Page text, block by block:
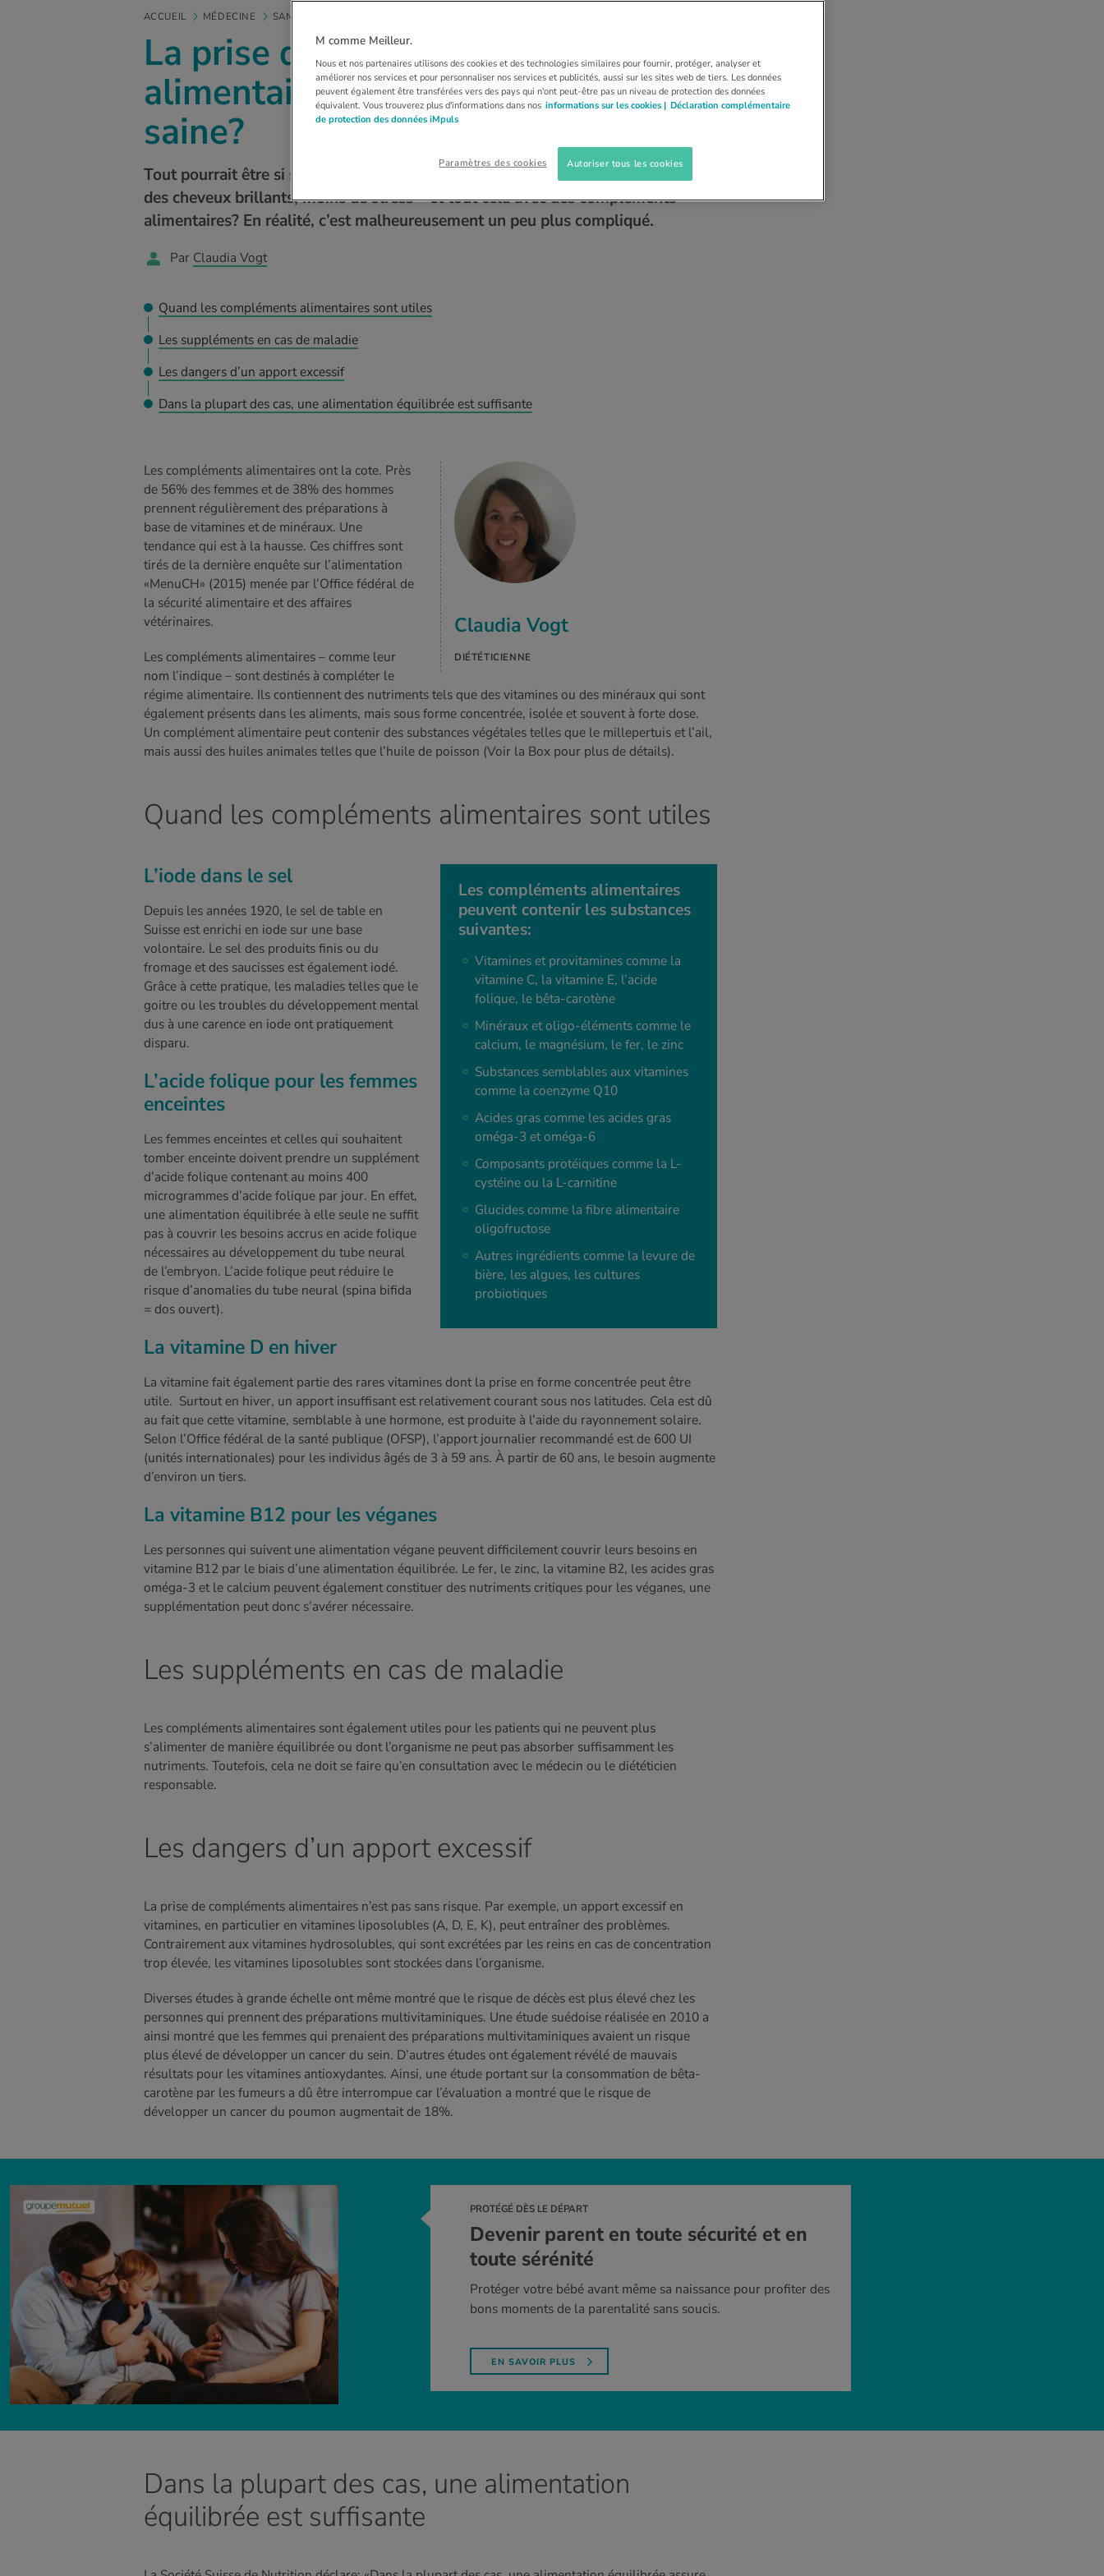
ACCUEIL MÉDECINE SANTÉ DES FEMMES
La prise de compléments
alimentaires est-elle vraiment
saine?
Tout pourrait être si simple: un système immunitaire résistant, de beaux ongles,
des cheveux brillants, moins de stress – et tout cela avec des compléments
alimentaires? En réalité, c’est malheureusement un peu plus compliqué.
Par Claudia Vogt
Quand les compléments alimentaires sont utiles
Les suppléments en cas de maladie
Les dangers d’un apport excessif
Dans la plupart des cas, une alimentation équilibrée est suffisante
EN SAVOIR
PLUS
Claudia Vogt
DIÉTÉTICIENNE
Les compléments alimentaires ont la cote. Près
de 56% des femmes et de 38% des hommes
prennent régulièrement des préparations à
base de vitamines et de minéraux. Une
tendance qui est à la hausse. Ces chiffres sont
tirés de la dernière enquête sur l’alimentation
«MenuCH» (2015) menée par l’Office fédéral de
la sécurité alimentaire et des affaires
vétérinaires.
Les compléments alimentaires – comme leur
nom l’indique – sont destinés à compléter le
régime alimentaire. Ils contiennent des nutriments tels que des vitamines ou des minéraux qui sont
également présents dans les aliments, mais sous forme concentrée, isolée et souvent à forte dose.
Un complément alimentaire peut contenir des substances végétales telles que le millepertuis et l’ail,
mais aussi des huiles animales telles que l’huile de poisson (Voir la Box pour plus de détails).
Quand les compléments alimentaires sont utiles
Les compléments alimentaires
peuvent contenir les substances
suivantes:
Vitamines et provitamines comme la
vitamine C, la vitamine E, l’acide
folique, le bêta-carotène
Minéraux et oligo-éléments comme le
calcium, le magnésium, le fer, le zinc
Substances semblables aux vitamines
comme la coenzyme Q10
Acides gras comme les acides gras
oméga-3 et oméga-6
Composants protéiques comme la L-
cystéine ou la L-carnitine
Glucides comme la fibre alimentaire
oligofructose
Autres ingrédients comme la levure de
bière, les algues, les cultures
probiotiques
L’iode dans le sel
Depuis les années 1920, le sel de table en
Suisse est enrichi en iode sur une base
volontaire. Le sel des produits finis ou du
fromage et des saucisses est également iodé.
Grâce à cette pratique, les maladies telles que le
goitre ou les troubles du développement mental
dus à une carence en iode ont pratiquement
disparu.
L’acide folique pour les femmes
enceintes
Les femmes enceintes et celles qui souhaitent
tomber enceinte doivent prendre un supplément
d’acide folique contenant au moins 400
microgrammes d’acide folique par jour. En effet,
une alimentation équilibrée à elle seule ne suffit
pas à couvrir les besoins accrus en acide folique
nécessaires au développement du tube neural
de l’embryon. L’acide folique peut réduire le
risque d’anomalies du tube neural (spina bifida
= dos ouvert).
La vitamine D en hiver
La vitamine fait également partie des rares vitamines dont la prise en forme concentrée peut être
utile. Surtout en hiver, un apport insuffisant est relativement courant sous nos latitudes. Cela est dû
au fait que cette vitamine, semblable à une hormone, est produite à l’aide du rayonnement solaire.
Selon l’Office fédéral de la santé publique (OFSP), l’apport journalier recommandé est de 600 UI
(unités internationales) pour les individus âgés de 3 à 59 ans. À partir de 60 ans, le besoin augmente
d’environ un tiers.
La vitamine B12 pour les véganes
Les personnes qui suivent une alimentation végane peuvent difficilement couvrir leurs besoins en
vitamine B12 par le biais d’une alimentation équilibrée. Le fer, le zinc, la vitamine B2, les acides gras
oméga-3 et le calcium peuvent également constituer des nutriments critiques pour les véganes, une
supplémentation peut donc s’avérer nécessaire.
Les suppléments en cas de maladie
Les compléments alimentaires sont également utiles pour les patients qui ne peuvent plus
s’alimenter de manière équilibrée ou dont l’organisme ne peut pas absorber suffisamment les
nutriments. Toutefois, cela ne doit se faire qu’en consultation avec le médecin ou le diététicien
responsable.
Les dangers d’un apport excessif
La prise de compléments alimentaires n’est pas sans risque. Par exemple, un apport excessif en
vitamines, en particulier en vitamines liposolubles (A, D, E, K), peut entraîner des problèmes.
Contrairement aux vitamines hydrosolubles, qui sont excrétées par les reins en cas de concentration
trop élevée, les vitamines liposolubles sont stockées dans l’organisme.
Diverses études à grande échelle ont même montré que le risque de décès est plus élevé chez les
personnes qui prennent des préparations multivitaminiques. Une étude suédoise réalisée en 2010 a
ainsi montré que les femmes qui prenaient des préparations multivitaminiques avaient un risque
plus élevé de développer un cancer du sein. D’autres études ont également révélé de mauvais
résultats pour les vitamines antioxydantes. Ainsi, une étude portant sur la consommation de bêta-
carotène par les fumeurs a dû être interrompue car l’évaluation a montré que le risque de
développer un cancer du poumon augmentait de 18%.
PROTÉGÉ DÈS LE DÉPART
Devenir parent en toute sécurité et en
toute sérénité
Protéger votre bébé avant même sa naissance pour profiter des
bons moments de la parentalité sans soucis.
EN SAVOIR PLUS
Dans la plupart des cas, une alimentation
équilibrée est suffisante
M comme Meilleur.
Nous et nos partenaires utilisons des cookies et des technologies similaires pour fournir, protéger, analyser et
améliorer nos services et pour personnaliser nos services et publicités, aussi sur les sites web de tiers. Les données
peuvent également être transférées vers des pays qui n'ont peut-être pas un niveau de protection des données
équivalent. Vous trouverez plus d'informations dans nos informations sur les cookies | Déclaration complémentaire
de protection des données iMpuls
Paramètres des cookies Autoriser tous les cookies